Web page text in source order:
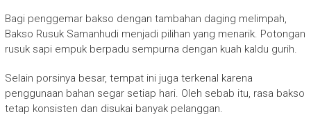
Bagi penggemar bakso dengan tambahan daging melimpah,
Bakso Rusuk Samanhudi menjadi pilihan yang menarik. Potongan
rusuk sapi empuk berpadu sempurna dengan kuah kaldu gurih.
Selain porsinya besar, tempat ini juga terkenal karena
penggunaan bahan segar setiap hari. Oleh sebab itu, rasa bakso
tetap konsisten dan disukai banyak pelanggan.